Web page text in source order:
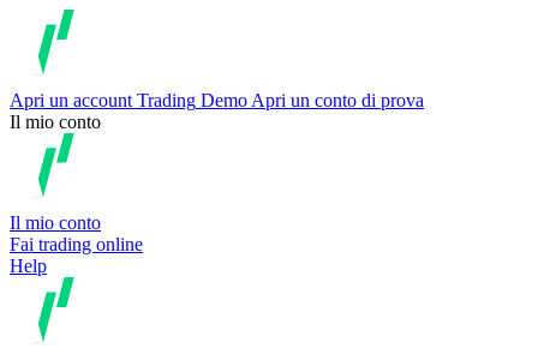
Apri un account Trading Demo Apri un conto di prova
Il mio conto
Il mio conto
Fai trading online
Help